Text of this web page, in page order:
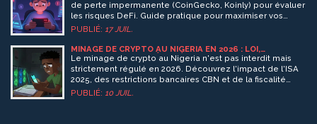
de perte impermanente (CoinGecko, Koinly) pour évaluer
les risques DeFi. Guide pratique pour maximiser vos
rendements de liquidité en 2026.
PUBLIÉ: 17 JUIL.
MINAGE DE CRYPTO AU NIGERIA EN 2026 : LOI,
RESTRICTIONS ET RÉALITÉ
Le minage de crypto au Nigeria n'est pas interdit mais
strictement régulé en 2026. Découvrez l'impact de l'ISA
2025, des restrictions bancaires CBN et de la fiscalité
NTAA sur les mineurs.
PUBLIÉ: 10 JUIL.